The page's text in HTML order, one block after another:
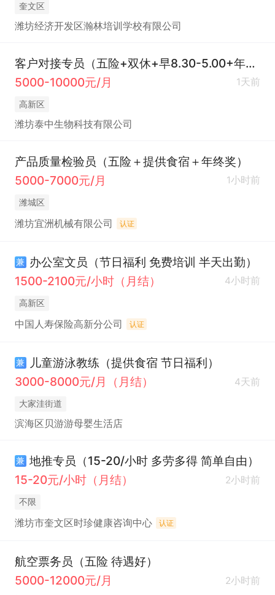
奎文区
潍坊经济开发区瀚林培训学校有限公司
客户对接专员（五险+双休+早8.30-5.00+年终奖）
5000-10000元/月
1天前
高新区
潍坊泰中生物科技有限公司
产品质量检验员（五险＋提供食宿＋年终奖）
5000-7000元/月
1小时前
潍城区
潍坊宜洲机械有限公司 认证
兼 办公室文员（节日福利 免费培训 半天出勤）
1500-2100元/小时（月结）
4小时前
高新区
中国人寿保险高新分公司 认证
兼
儿童游泳教练（提供食宿 节日福利）
3000-8000元/月（月结）
4天前
大家洼街道
滨海区贝游游母婴生活店
兼 地推专员（15-20/小时 多劳多得 简单自由）
15-20元/小时（月结）
2小时前
不限
潍坊市奎文区时珍健康咨询中心 认证
航空票务员（五险 待遇好）
5000-12000元/月
2小时前